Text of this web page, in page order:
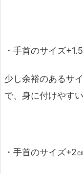
・手首のサイズ
少し余裕のあるサ
で、身に付けやすい
・手首のサイズ+2